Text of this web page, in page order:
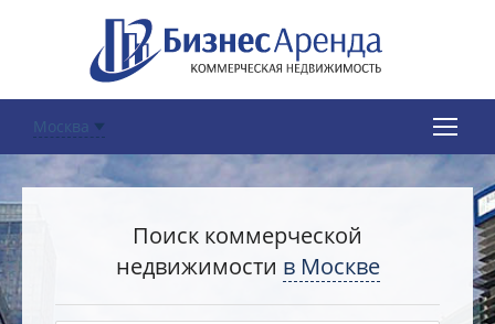
Москва
Поиск коммерческой
недвижимости в Москве